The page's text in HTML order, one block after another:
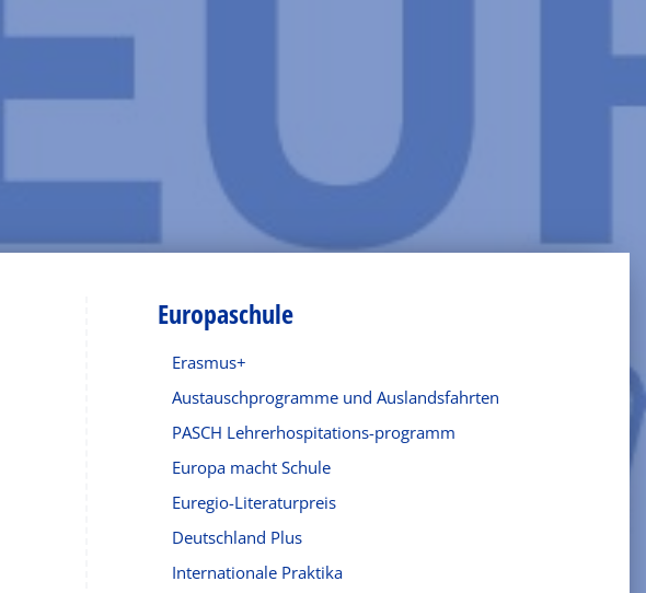
Europaschule
Erasmus+
Austauschprogramme und Auslandsfahrten
PASCH Lehrerhospitations-programm
Europa macht Schule
Euregio-Literaturpreis
Deutschland Plus
Internationale Praktika